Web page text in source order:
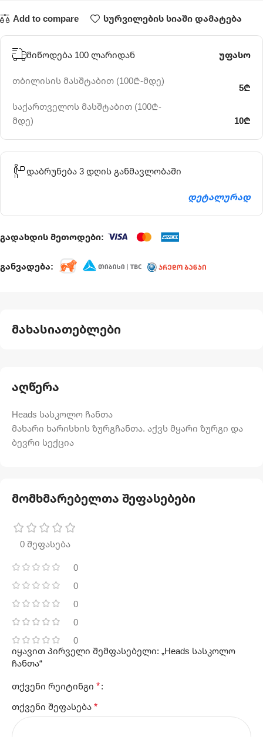
Add to compare სურვილების სიაში დამატება
მიწოდება 100 ლარიდან
თბილისის მასშტაბით (100₾-მდე)
საქართველოს მასშტაბით (100₾-
მდე)
უფასო
5₾
10₾
დაბრუნება 3 დღის განმავლობაში
დეტალურად
გადახდის მეთოდები:
განვადება:
აღწერა
Heads სასკოლო ჩანთა
მახარი ხარისხის ზურგჩანთა. აქვს მყარი ზურგი და
ბევრი სექცია
მახასიათებლები
მომხმარებელთა შეფასებები
0 შეფასება
0
0
0
0
0
იყავით პირველი შემფასებელი: „Heads სასკოლო
ჩანთა“
თქვენი რეიტინგი *
თქვენი შეფასება *